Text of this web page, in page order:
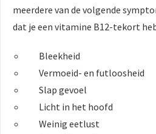
meerdere van de volgende
dat je een vitamine B12-tekort
Bleekheid
Vermoeid- en futloosheid
Slap gevoel
Licht in het hoofd
Weinig eetlust